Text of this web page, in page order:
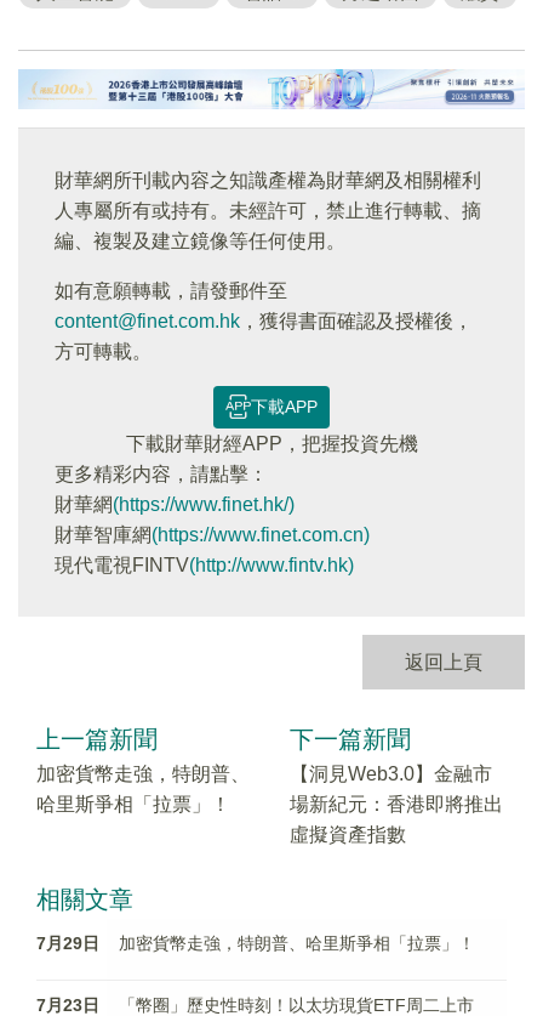
財華網所刊載內容之知識產權為財華網及相關權利
人專屬所有或持有。未經許可，禁止進行轉載、摘
編、複製及建立鏡像等任何使用。
如有意願轉載，請發郵件至
content@finet.com.hk ，獲得書面確認及授權後，
方可轉載。
下載APP
下載財華財經APP，把握投資先機
更多精彩内容，請點擊：
財華網(https://www.finet.hk/)
財華智庫網(https://www.finet.com.cn)
現代電視FINTV(http://www.fintv.hk)
返回上頁
上一篇新聞
加密貨幣走強，特朗普、
哈里斯爭相「拉票」！
下一篇新聞
【洞見Web3.0】金融市
場新紀元：香港即將推出
虛擬資產指數
相關文章
7月29日 加密貨幣走強，特朗普、哈里斯爭相「拉票」！
7月23日 「幣圈」歷史性時刻！以太坊現貨ETF周二上市